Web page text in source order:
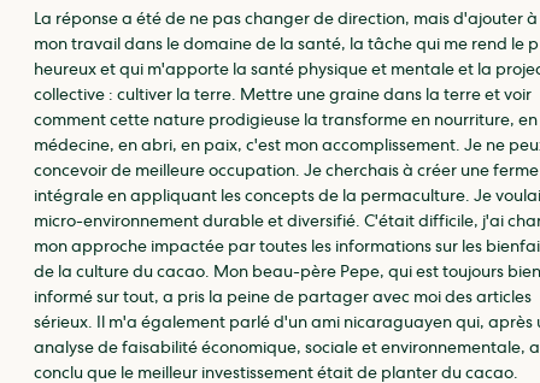
La réponse a été de ne pas changer de direction, mais d'ajouter à
mon travail dans le domaine de la santé, la tâche qui me rend le
heureux et qui m'apporte la santé physique et mentale et la
collective : cultiver la terre. Mettre une graine dans la terre et voir
comment cette nature prodigieuse la transforme en nourriture, en
médecine, en abri, en paix, c'est mon accomplissement. Je ne
concevoir de meilleure occupation. Je cherchais à créer une ferme
intégrale en appliquant les concepts de la permaculture. Je
micro-environnement durable et diversifié. C'était difficile, j'ai
mon approche impactée par toutes les informations sur les
de la culture du cacao. Mon beau-père Pepe, qui est toujours bien
informé sur tout, a pris la peine de partager avec moi des articles
sérieux. Il m'a également parlé d'un ami nicaraguayen qui, après
analyse de faisabilité économique, sociale et environnementale, a
conclu que le meilleur investissement était de planter du cacao.